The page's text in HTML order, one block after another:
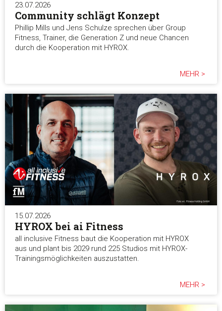
23.07.2026
Community schlägt Konzept
Phillip Mills und Jens Schulze sprechen über Group
Fitness, Trainer, die Generation Z und neue Chancen
durch die Kooperation mit HYROX.
MEHR >
15.07.2026
HYROX bei ai Fitness
all inclusive Fitness baut die Kooperation mit HYROX
aus und plant bis 2029 rund 225 Studios mit HYROX-
Trainingsmöglichkeiten auszustatten.
MEHR >